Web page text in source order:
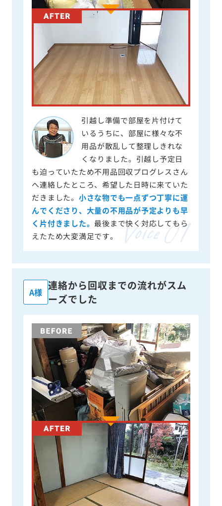
引越し準備で部屋を片付けて
いるうちに、部屋に様々な不
用品が散乱して整理しきれな
くなりました。引越し予定日
も迫っていたため不用品回収プログレスさん
へ連絡したところ、希望した日時に来ていた
だきました。 小さな物でも一点ずつ丁寧に運
んでくださり、大量の不用品が予定よりも早
く片付きました。 最後まで快く対応してもら
えたため大変満足です。
A様
連絡から回収までの流れがスム
ーズでした